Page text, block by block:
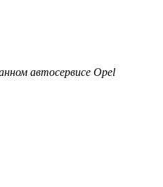
автосервисе Opel